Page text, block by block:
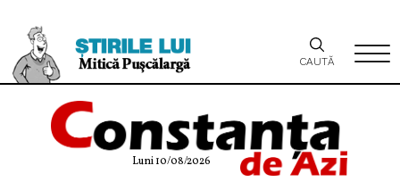
Luni 10/08/2026
CAUTĂ